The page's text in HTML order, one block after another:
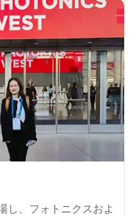
し、フォトニクスおよ